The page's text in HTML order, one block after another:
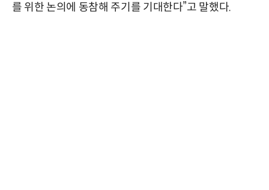
를 위한 논의에 동참해 주기를 기대한다”고 말했다.